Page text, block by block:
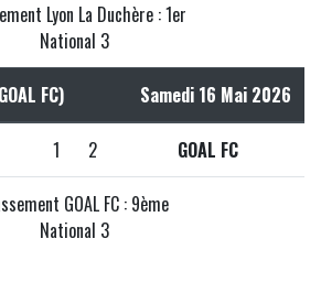
Lyon La Duchère : 1er
National 3
FC) Samedi 16 Mai 2026
1 2 GOAL FC
GOAL FC : 9ème
National 3